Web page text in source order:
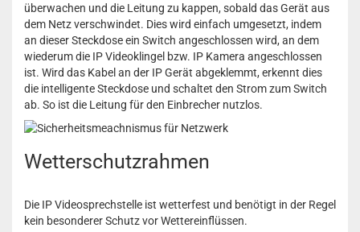
überwachen und die Leitung zu kappen, sobald das Gerät aus
dem Netz verschwindet. Dies wird einfach umgesetzt, indem
an dieser Steckdose ein Switch angeschlossen wird, an dem
wiederum die IP Videoklingel bzw. IP Kamera angeschlossen
ist. Wird das Kabel an der IP Gerät abgeklemmt, erkennt dies
die intelligente Steckdose und schaltet den Strom zum Switch
ab. So ist die Leitung für den Einbrecher nutzlos.
Wetterschutzrahmen
Die IP Videosprechstelle ist wetterfest und benötigt in der Regel
kein besonderer Schutz vor Wettereinflüssen.